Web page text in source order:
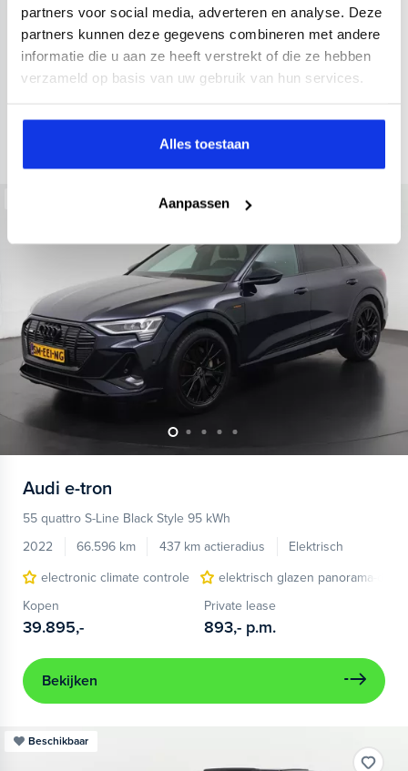
partners voor social media, adverteren en analyse. Deze
partners kunnen deze gegevens combineren met andere
informatie die u aan ze heeft verstrekt of die ze hebben
verzameld op basis van uw gebruik van hun services.
Alles toestaan
Aanpassen
34.998 km 437 km actieradius
Elektrisch
electronic climate controle
elektrisch glazen panorama-dak
Kopen
36.895,-
Private lease
793,- p.m.
Audi e-tron
55 quattro S-Line Black Style 95 kWh
2022
66.596 km 437 km actieradius
Elektrisch
electronic climate controle
elektrisch glazen panorama-dak
Kopen
39.895,-
Private lease
893,- p.m.
Bekijken
Beschikbaar